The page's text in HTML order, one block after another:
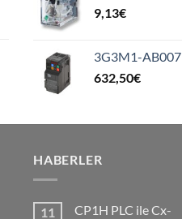
9,13€
3G3M1-AB007
632,50€
HABERLER
11
CP1H PLC ile Cx-